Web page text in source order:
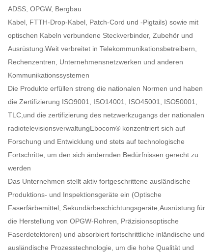
ADSS, OPGW, Bergbau
Kabel, FTTH-Drop-Kabel, Patch-Cord und -Pigtails) sowie mit
optischen Kabeln verbundene Steckverbinder, Zubehör und
Ausrüstung.Weit verbreitet in Telekommunikationsbetreibern,
Rechenzentren, Unternehmensnetzwerken und anderen
Kommunikationssystemen
Die Produkte erfüllen streng die nationalen Normen und haben
die Zertifizierung ISO9001, ISO14001, ISO45001, ISO50001,
TLC,und die zertifizierung des netzwerkzugangs der nationalen
radiotelevisionsverwaltungEbocom® konzentriert sich auf
Forschung und Entwicklung und stets auf technologische
Fortschritte, um den sich ändernden Bedürfnissen gerecht zu
werden
Das Unternehmen stellt aktiv fortgeschrittene ausländische
Produktions- und Inspektionsgeräte ein (Optische
Faserfärbemittel, Sekundärbeschichtungsgeräte,Ausrüstung für
die Herstellung von OPGW-Rohren, Präzisionsoptische
Faserdetektoren) und absorbiert fortschrittliche inländische und
ausländische Prozesstechnologie, um die hohe Qualität und